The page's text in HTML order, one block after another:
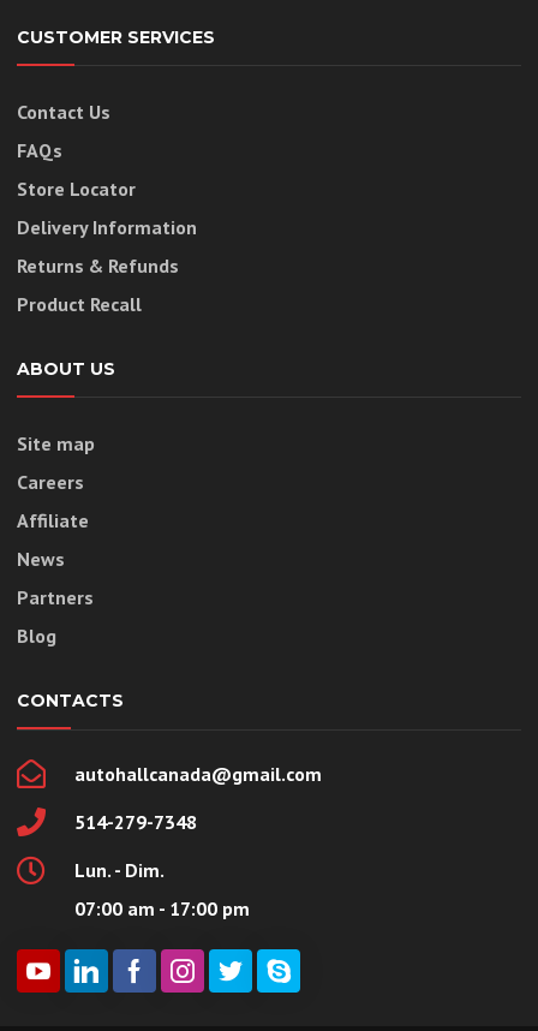
CUSTOMER SERVICES
Contact Us
FAQs
Store Locator
Delivery Information
Returns & Refunds
Product Recall
ABOUT US
Site map
Careers
Affiliate
News
Partners
Blog
CONTACTS
autohallcanada@gmail.com
514-279-7348
Lun. - Dim.
07:00 am - 17:00 pm